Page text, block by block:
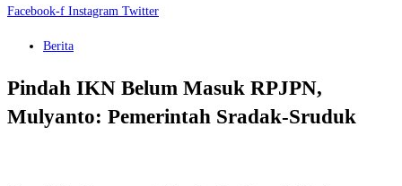
Facebook-f Instagram Twitter
Berita
Pindah IKN Belum Masuk RPJPN,
Mulyanto: Pemerintah Sradak-Sruduk